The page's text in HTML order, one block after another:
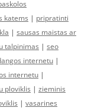
katems | pripratinti
| sausas maistas ar
talpinimas | seo
internetu |
internetu |
ploviklis | zieminis
| vasarines